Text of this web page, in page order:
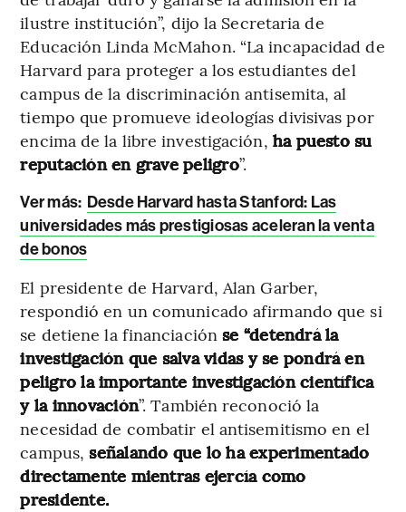
ilustre institución”, dijo la Secretaria de
Educación Linda McMahon. “La incapacidad de
Harvard para proteger a los estudiantes del
campus de la discriminación antisemita, al
tiempo que promueve ideologías divisivas por
encima de la libre investigación, ha puesto su
reputación en grave peligro”.
Ver más: Desde Harvard hasta Stanford: Las
universidades más prestigiosas aceleran la venta
de bonos
El presidente de Harvard, Alan Garber,
respondió en un comunicado afirmando que si
se detiene la financiaciónse “detendrá la
investigación que salva vidas y se pondrá en
peligro la importante investigación científica
y la innovación”. También reconoció la
necesidad de combatir el antisemitismo en el
campus, señalando que lo ha experimentado
directamente mientras ejercía como
presidente.